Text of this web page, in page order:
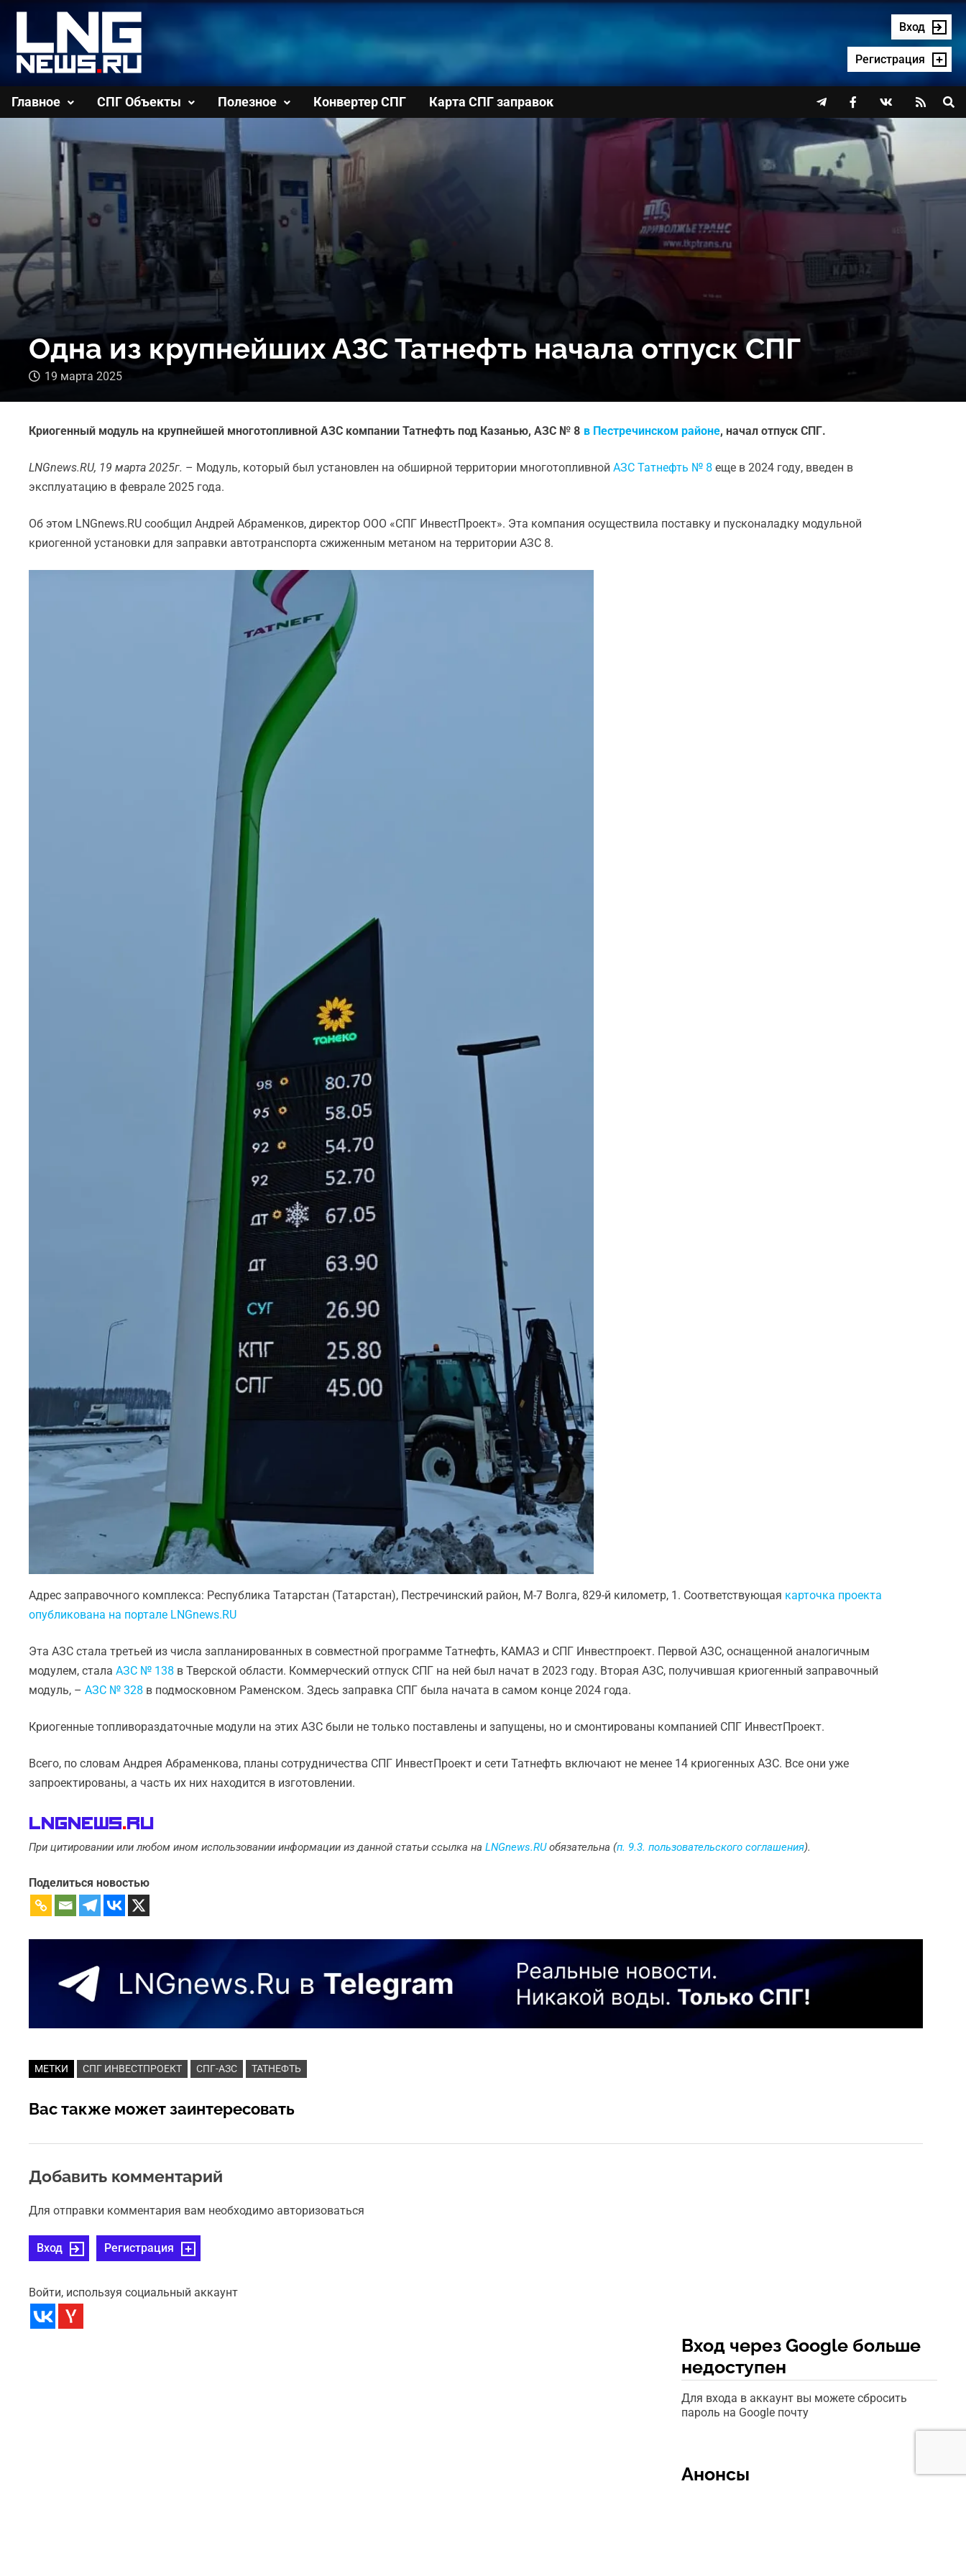
содержимому
Вход
Регистрация
Главное СПГ Объекты Полезное Конвертер СПГ Карта СПГ заправок    
Одна из крупнейших АЗС Татнефть начала отпуск СПГ
19 марта 2025
Криогенный модуль на крупнейшей многотопливной АЗС компании Татнефть под Казанью, АЗС № 8 в Пестречинском районе, начал отпуск СПГ.
LNGnews.RU, 19 марта 2025г. – Модуль, который был установлен на обширной территории многотопливнойАЗС Татнефть № 8 еще в 2024 году, введен в
эксплуатацию в феврале 2025 года.
Об этом LNGnews.RU сообщил Андрей Абраменков, директор ООО «СПГ ИнвестПроект». Эта компания осуществила поставку и пусконаладку модульной
криогенной установки для заправки автотранспорта сжиженным метаном на территории АЗС 8.
Адрес заправочного комплекса: Республика Татарстан (Татарстан), Пестречинский район, М-7 Волга, 829-й километр, 1. Соответствующая карточка проекта
опубликована на портале LNGnews.RU
Эта АЗС стала третьей из числа запланированных в совместной программе Татнефть, КАМАЗ и СПГ Инвестпроект. Первой АЗС, оснащенной аналогичным
модулем, сталаАЗС № 138 в Тверской области. Коммерческий отпуск СПГ на ней был начат в 2023 году. Вторая АЗС, получившая криогенный заправочный
модуль, –АЗС № 328 в подмосковном Раменском. Здесь заправка СПГ была начата в самом конце 2024 года.
Криогенные топливораздаточные модули на этих АЗС были не только поставлены и запущены, но и смонтированы компанией СПГ ИнвестПроект.
Всего, по словам Андрея Абраменкова, планы сотрудничества СПГ ИнвестПроект и сети Татнефть включают не менее 14 криогенных АЗС. Все они уже
запроектированы, а часть их них находится в изготовлении.
LNGnews. Ru
При цитировании или любом ином использовании информации из данной статьи ссылка наLNGnews.RUобязательна (п. 9.3. пользовательского соглашения).
Поделиться новостью
МЕТКИ СПГ ИНВЕСТПРОЕКТ СПГ-АЗС ТАТНЕФТЬ
Вас также может заинтересовать
Добавить комментарий
Для отправки комментария вам необходимо авторизоваться
Вход Регистрация
Войти, используя социальный аккаунт
Вход через Google больше
недоступен
Для входа в аккаунт вы можете сбросить
пароль на Google почту
Анонсы